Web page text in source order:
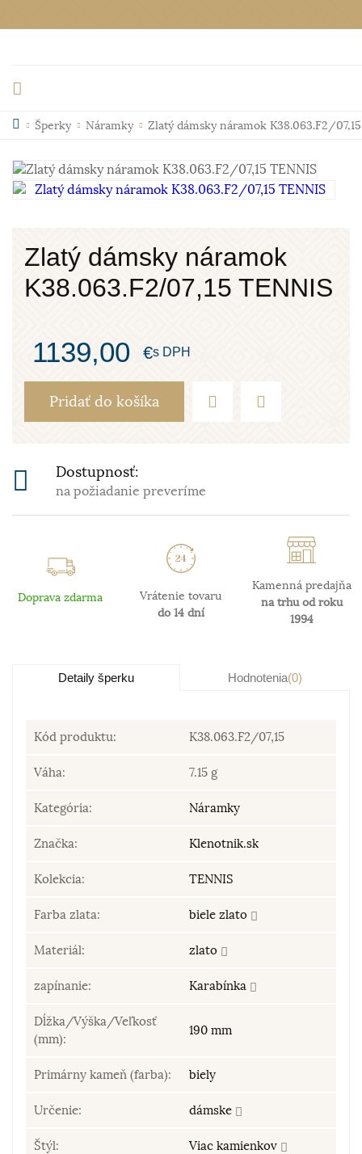
Šperky Náramky Zlatý dámsky náramok K38.063.F2/
Zlatý dámsky náramok
K38.063.F2/07,15 TENNIS
1139,00 €s DPH
Pridať do košíka
Dostupnosť:
na požiadanie preveríme
Doprava zdarma
Vrátenie tovaru
do 14 dní
Kamenná predajňa
na trhu od roku
1994
Detaily šperku Hodnotenia(0)
Kód produktu: K38.063.F2/07,15
Váha: 7.15 g
Kategória: Náramky
Značka: Klenotnik.sk
Kolekcia: TENNIS
Farba zlata: biele zlato
Materiál: zlato
zapínanie: Karabínka
Dĺžka/Výška/Veľkosť
(mm):
190 mm
Primárny kameň (farba): biely
Určenie: dámske
Štýl: Viac kamienkov